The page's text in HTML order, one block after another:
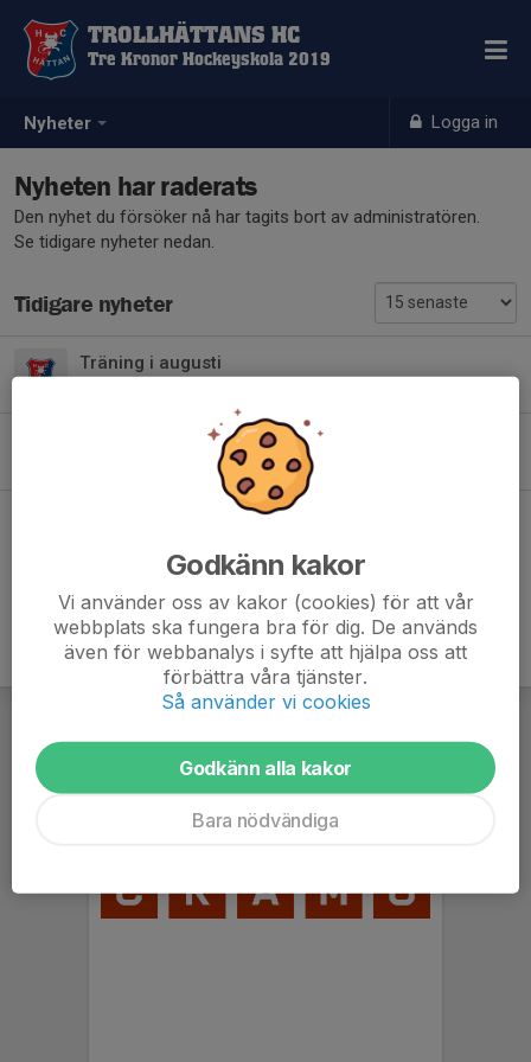
Nyheter Logga in
TROLLHÄTTANS HC
Tre Kronor Hockeyskola 2019
Nyheten har raderats
Den nyhet du försöker nå har tagits bort av administratören.
Se tidigare nyheter nedan.
Tidigare nyheter
Träning i augusti
0
Godkänn kakor
Vi använder oss av kakor (cookies) för att vår
webbplats ska fungera bra för dig. De används
även för webbanalys i syfte att hjälpa oss att
förbättra våra tjänster.
Så använder vi cookies
Godkänn alla kakor
Bara nödvändiga